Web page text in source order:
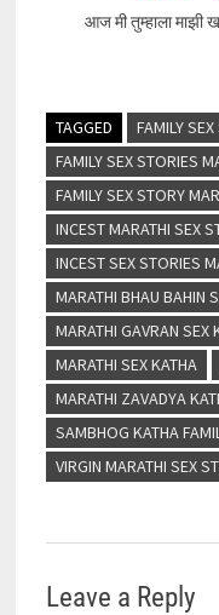
आज मी तुम्हाला माझी
TAGGED
FAMILY
FAMILY SEX STORIES
FAMILY SEX STORY
INCEST MARATHI SEX
INCEST SEX STORIES
MARATHI BHAU BAHIN
MARATHI GAVRAN SEX
MARATHI SEX KATHA
MARATHI ZAVADYA
SAMBHOG KATHA
VIRGIN MARATHI SEX
Leave a Reply